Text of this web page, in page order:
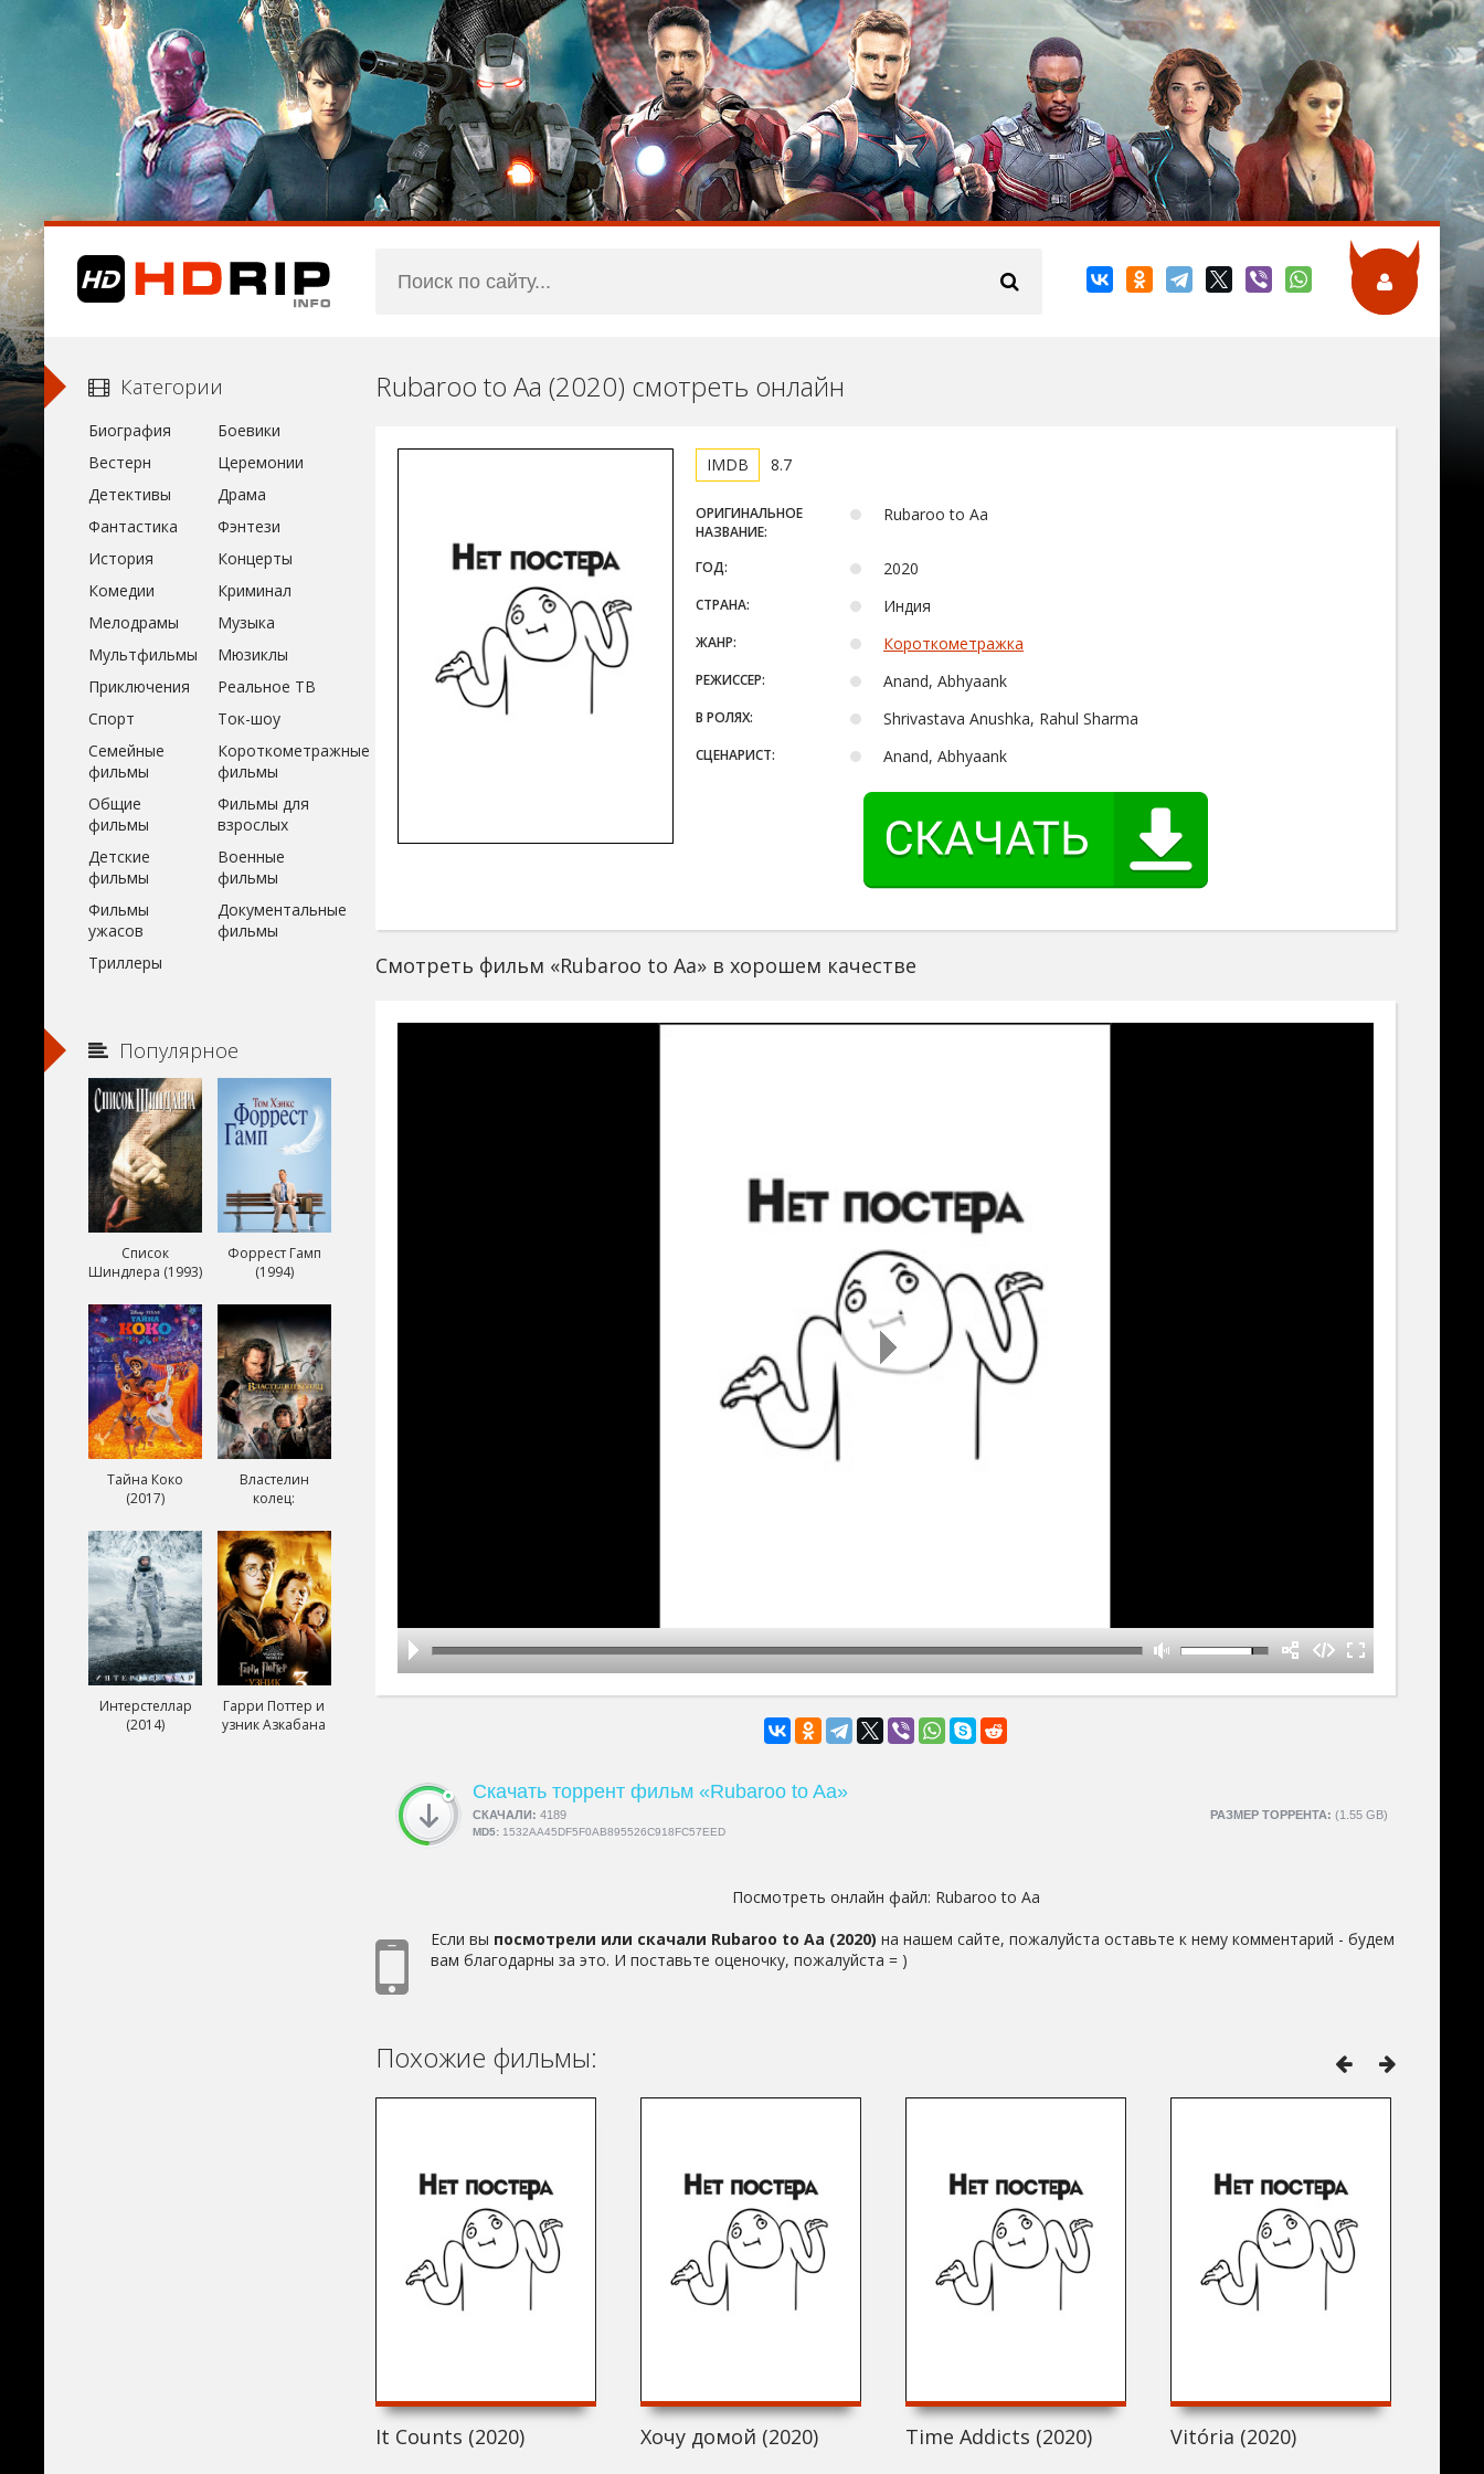
Rubaroo to Aa (2020) смотреть онлайн
8.7
ОРИГИНАЛЬНОЕ
НАЗВАНИЕ:
Rubaroo to Aa
ГОД: 2020
СТРАНА: Индия
ЖАНР: Короткометражка
РЕЖИССЕР: Anand, Abhyaank
В РОЛЯХ: Shrivastava Anushka, Rahul Sharma
СЦЕНАРИСТ: Anand, Abhyaank
Смотреть фильм «Rubaroo to Aa» в хорошем качестве
Скачать торрент фильм «Rubaroo to Aa»
РАЗМЕР ТОРРЕНТА: (1.55 GB)
СКАЧАЛИ: 4189
MD5: 1532AA45DF5F0AB895526C918FC57EED
Посмотреть онлайн файл: Rubaroo to Aa
Если вы посмотрели или скачали Rubaroo to Aa (2020) на нашем сайте, пожалуйста оставьте к нему комментарий - будем
вам благодарны за это. И поставьте оценочку, пожалуйста = )
Похожие фильмы:
It Counts (2020) Хочу домой (2020) Time Addicts (2020) Vitória (2020)
Категории
Биография
Боевики
Вестерн
Церемонии
Детективы
Драма
Фантастика
Фэнтези
История
Концерты
Комедии
Криминал
Мелодрамы
Музыка
Мультфильмы
Мюзиклы
Приключения
Реальное ТВ
Спорт
Ток-шоу
Семейные
фильмы
Короткометражные
фильмы
Общие
фильмы
Фильмы для
взрослых
Детские
фильмы
Военные
фильмы
Фильмы
ужасов
Документальные
фильмы
Триллеры
Популярное
Список
Шиндлера (1993)
Форрест Гамп
(1994)
Тайна Коко
(2017)
Властелин
колец:
короля (2003)
Интерстеллар
(2014)
Гарри Поттер и
узник Азкабана